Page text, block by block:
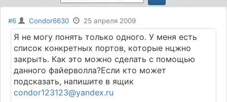
#6 Condor6630 25 апреля 2009
Я не могу понять только одного. У меня есть
список конкретных портов, которые нцжно
закрыть. Как это можно сделать с помощью
данного файерволла?Если кто может
подсказать, напишите в ящик
condor123123@yandex.ru